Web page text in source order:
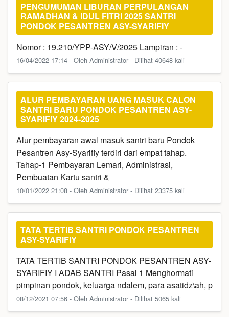
PENGUMUMAN LIBURAN PERPULANGAN
RAMADHAN & IDUL FITRI 2025 SANTRI
PONDOK PESANTREN ASY-SYARIFIY
Nomor : 19.210/YPP-ASY/V/2025 Lampiran : -
16/04/2022 17:14 - Oleh Administrator - Dilihat 40648 kali
ALUR PEMBAYARAN UANG MASUK CALON
SANTRI BARU PONDOK PESANTREN ASY-
SYARIFIY 2024-2025
Alur pembayaran awal masuk santri baru Pondok
Pesantren Asy-Syarifiy terdiri dari empat tahap.
Tahap-1 Pembayaran Lemari, Administrasi,
Pembuatan Kartu santri &
10/01/2022 21:08 - Oleh Administrator - Dilihat 23375 kali
TATA TERTIB SANTRI PONDOK PESANTREN
ASY-SYARIFIY
TATA TERTIB SANTRI PONDOK PESANTREN ASY-
SYARIFIY I ADAB SANTRI Pasal 1 Menghormati
pimpinan pondok, keluarga ndalem, para asatidz\ah, p
08/12/2021 07:56 - Oleh Administrator - Dilihat 5065 kali